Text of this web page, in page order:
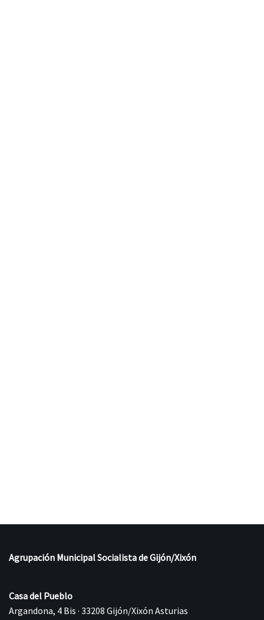
Agrupación Municipal Socialista de Gijón/Xixón
Casa del Pueblo
Argandona, 4 Bis · 33208 Gijón/Xixón Asturias